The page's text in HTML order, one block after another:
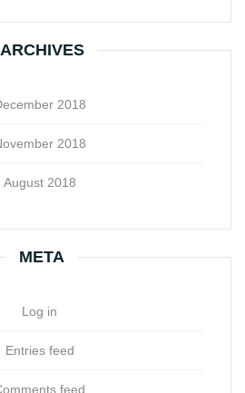
ARCHIVES
2018
2018
August 2018
META
Log in
Entries feed
feed